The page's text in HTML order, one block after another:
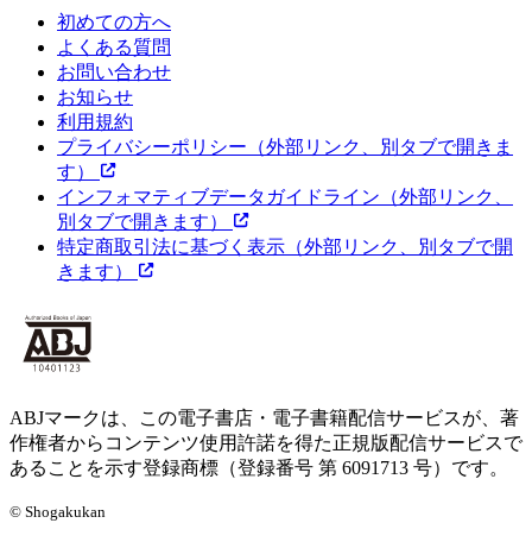
初めての方へ
よくある質問
お問い合わせ
お知らせ
利用規約
プライバシーポリシー （外部リンク、別タブで開きま
す）
インフォマティブデータガイドライン （外部リンク、
別タブで開きます）
特定商取引法に基づく表示 （外部リンク、別タブで開
きます）
ABJマークは、この電子書店・電子書籍配信サービスが、著
作権者からコンテンツ使用許諾を得た正規版配信サービスで
あることを示す登録商標（登録番号 第 6091713 号）です。
© Shogakukan